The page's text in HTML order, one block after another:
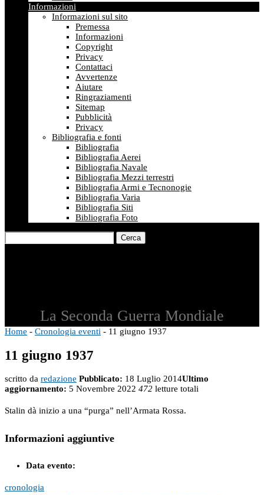
Informazioni
Informazioni sul sito
Premessa
Informazioni
Copyright
Privacy
Contattaci
Avvertenze
Aiutare
Ringraziamenti
Sitemap
Pubblicità
Privacy
Bibliografia e fonti
Bibliografia
Bibliografia Aerei
Bibliografia Navale
Bibliografia Mezzi terrestri
Bibliografia Armi e Tecnonogie
Bibliografia Varia
Bibliografia Siti
Bibliografia Foto
Cerca
La Seconda Guerra Mondiale
Home - Cronologia eventi - 11 giugno 1937
11 giugno 1937
scritto da redazione Pubblicato: 18 Luglio 2014Ultimo
aggiornamento: 5 Novembre 2022 472 letture totali
Stalin dà inizio a una “purga” nell’Armata Rossa.
Informazioni aggiuntive
Data evento:
cronologia